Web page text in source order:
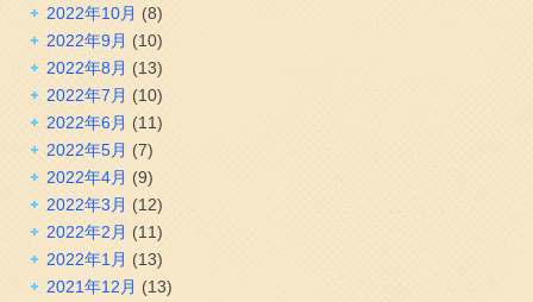
2022年10月 (8)
2022年9月 (10)
2022年8月 (13)
2022年7月 (10)
2022年6月 (11)
2022年5月 (7)
2022年4月 (9)
2022年3月 (12)
2022年2月 (11)
2022年1月 (13)
2021年12月 (13)